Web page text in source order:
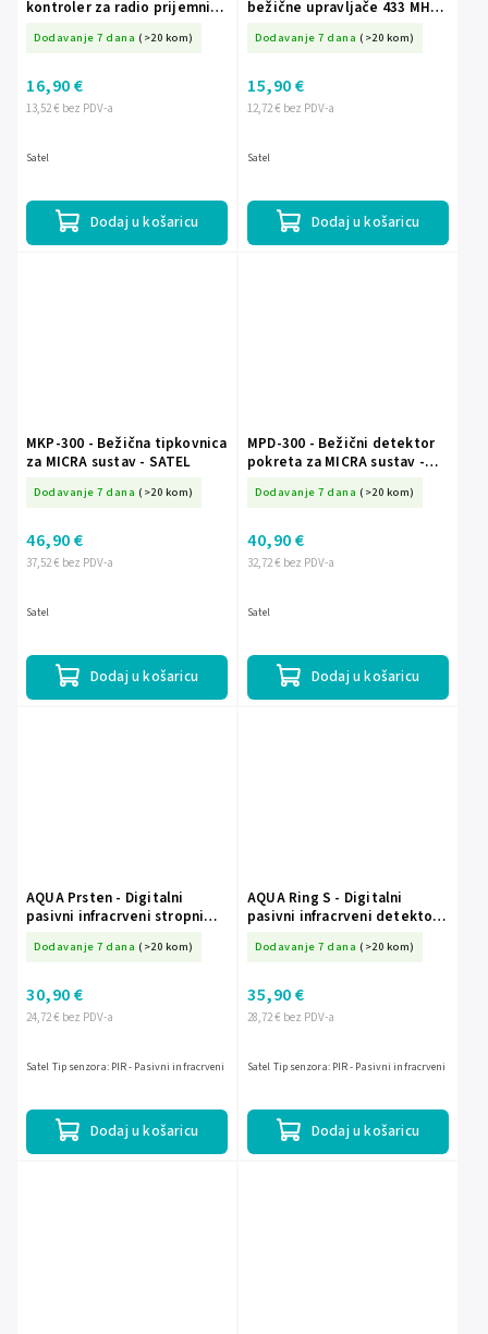
kontroler za radio prijemnike
Dodavanje 7 dana (>20 kom)
13,52 € bez PDV-a
16,90 €
Dodaj u košaricu
Satel
bežične upravljače 433 MHz -
Dodavanje 7 dana (>20 kom)
12,72 € bez PDV-a
15,90 €
Dodaj u košaricu
Satel
MKP-300 - Bežična tipkovnica
za MICRA sustav - SATEL
Dodavanje 7 dana (>20 kom)
37,52 € bez PDV-a
46,90 €
Dodaj u košaricu
Satel
MPD-300 - Bežični detektor
pokreta za MICRA sustav -
Dodavanje 7 dana (>20 kom)
32,72 € bez PDV-a
40,90 €
Dodaj u košaricu
Satel
AQUA Prsten - Digitalni
pasivni infracrveni stropni
piroelement) - SATEL
Dodavanje 7 dana (>20 kom)
24,72 € bez PDV-a
30,90 €
Dodaj u košaricu
Satel Tip senzora: PIR - Pasivni infracrveni
AQUA Ring S - Digitalni
pasivni infracrveni detektor
Dodavanje 7 dana (>20 kom)
28,72 € bez PDV-a
35,90 €
Dodaj u košaricu
Satel Tip senzora: PIR - Pasivni infracrveni